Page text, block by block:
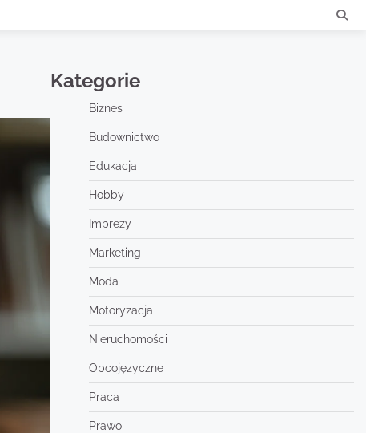
Kategorie
Biznes
Budownictwo
Edukacja
Hobby
Imprezy
Marketing
Moda
Motoryzacja
Nieruchomości
Obcojęzyczne
Praca
Prawo